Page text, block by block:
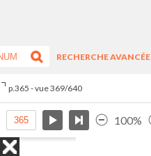
RECHERCHE AVANCÉE
p.365 - vue 369/640
100%